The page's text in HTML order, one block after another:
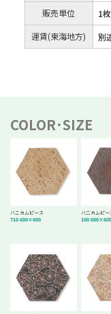
販売単位
1枚
運賃(東海地方)
別
COLOR･SIZE
ハニカムピース
710 600×600
ハニカムピー
100 600×600